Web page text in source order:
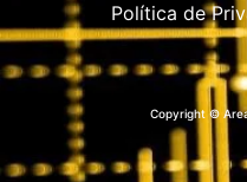
Política de
Copyright ©